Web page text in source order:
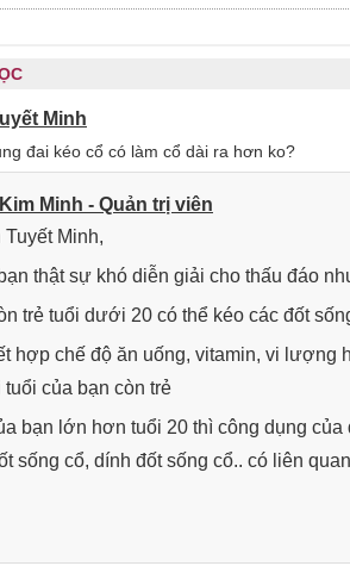
Minh
đai kéo cổ có làm cổ dài ra hơn ko?
Minh - Quản trị viên
Minh,
thật sự khó diễn giải cho thấu đáo
trẻ tuổi dưới 20 có thể kéo các đốt
hợp chế độ ăn uống, vitamin, vi
của bạn còn trẻ
bạn lớn hơn tuổi 20 thì công dụng
sống cổ, dính đốt sống cổ.. có liên